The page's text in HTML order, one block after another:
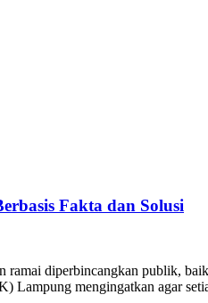
Fakta dan Solusi
diperbincangkan publik,
mengingatkan agar